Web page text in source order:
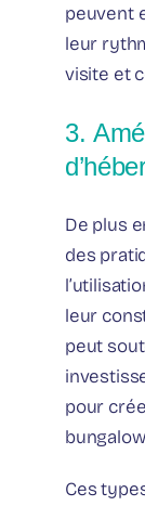
peuvent
leur
visite et
3.
De plus
des
leur
peut
pour
Ces